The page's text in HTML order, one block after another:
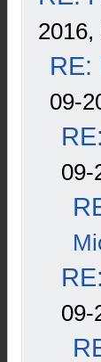
2016,
RE:
09-
09-
09-